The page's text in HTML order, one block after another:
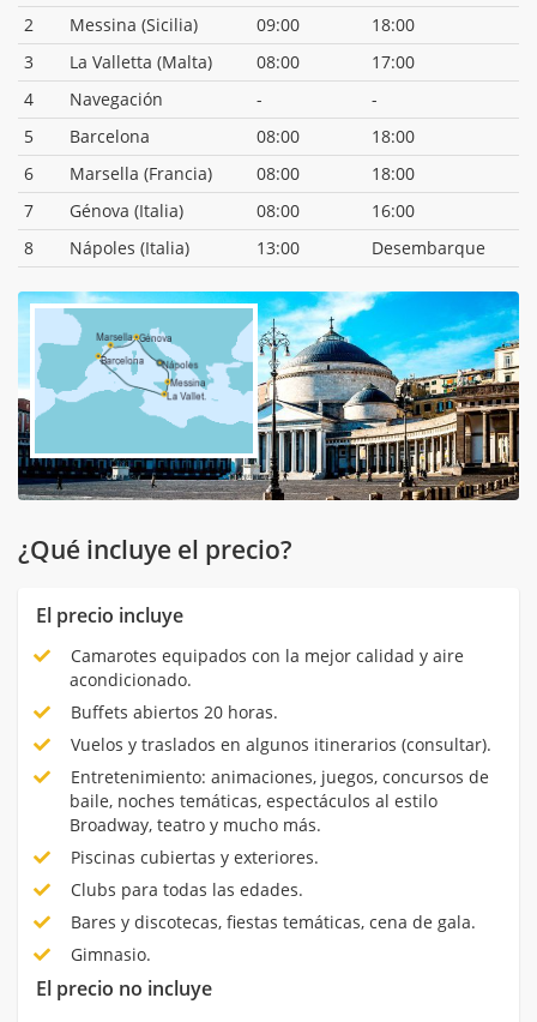
2
Messina (Sicilia) 09:00
18:00
3
La Valletta (Malta) 08:00
17:00
4
Navegación -
-
5
Barcelona 08:00
18:00
6
Marsella (Francia) 08:00
18:00
7
Génova (Italia) 08:00
16:00
8
Nápoles (Italia) 13:00 Desembarque
¿Qué incluye el precio?
El precio incluye
Camarotes equipados con la mejor calidad y aire
acondicionado.
Buffets abiertos 20 horas.
Vuelos y traslados en algunos itinerarios (consultar).
Entretenimiento: animaciones, juegos, concursos de
baile, noches temáticas, espectáculos al estilo
Broadway, teatro y mucho más.
Piscinas cubiertas y exteriores.
Clubs para todas las edades.
Bares y discotecas, fiestas temáticas, cena de gala.
Gimnasio.
El precio no incluye